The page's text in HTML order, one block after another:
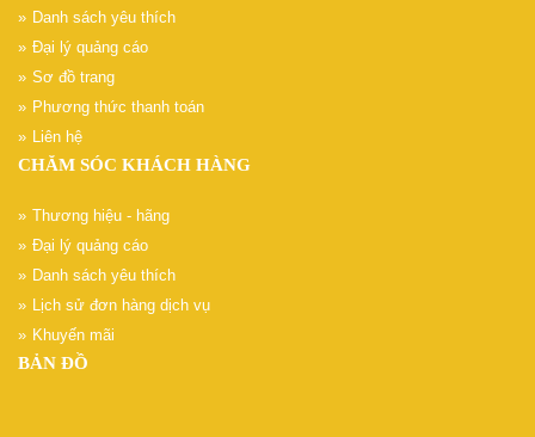
Danh sách yêu thích
Đại lý quảng cáo
Sơ đồ trang
Phương thức thanh toán
Liên hệ
CHĂM SÓC KHÁCH HÀNG
Thương hiệu - hãng
Đại lý quảng cáo
Danh sách yêu thích
Lịch sử đơn hàng dịch vụ
Khuyến mãi
BẢN ĐỒ